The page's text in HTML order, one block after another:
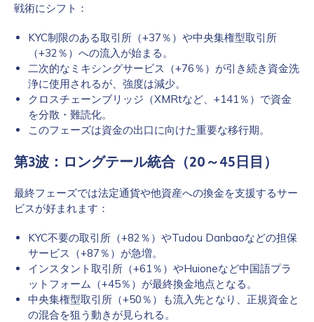
戦術にシフト：
KYC制限のある取引所（+37％）や中央集権型取引所
（+32％）への流入が始まる。
二次的なミキシングサービス（+76％）が引き続き資金洗
浄に使用されるが、強度は減少。
クロスチェーンブリッジ（XMRtなど、+141％）で資金
を分散・難読化。
このフェーズは資金の出口に向けた重要な移行期。
第3波：ロングテール統合（20～45日目）
最終フェーズでは法定通貨や他資産への換金を支援するサー
ビスが好まれます：
KYC不要の取引所（+82％）やTudou Danbaoなどの担保
サービス（+87％）が急増。
インスタント取引所（+61％）やHuioneなど中国語プラ
ットフォーム（+45％）が最終換金地点となる。
中央集権型取引所（+50％）も流入先となり、正規資金と
の混合を狙う動きが見られる。